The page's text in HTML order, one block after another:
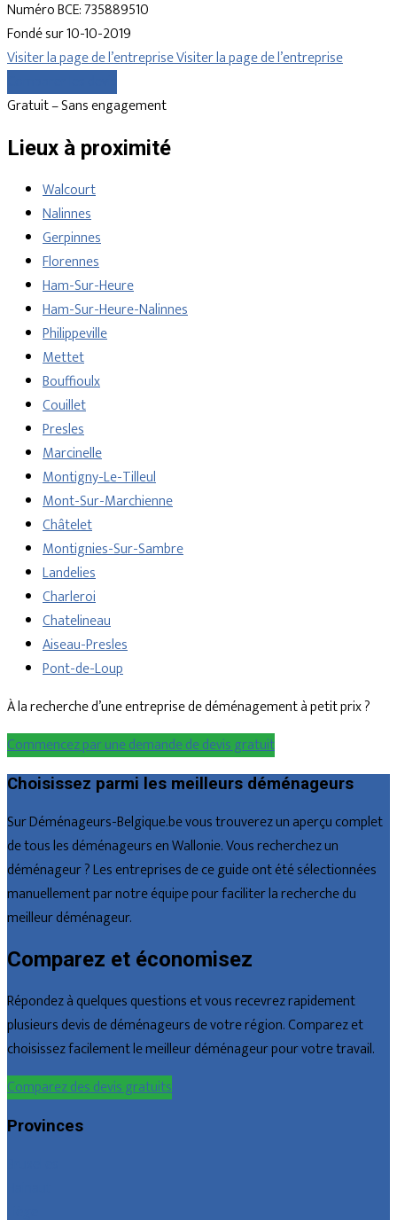
Numéro BCE: 735889510
Fondé sur 10-10-2019
Visiter la page de l’entrepriseVisiter la page de l’entreprise
Gratuit – Sans engagement
Lieux à proximité
Walcourt
Nalinnes
Gerpinnes
Florennes
Ham-Sur-Heure
Ham-Sur-Heure-Nalinnes
Philippeville
Mettet
Bouffioulx
Couillet
Presles
Marcinelle
Montigny-Le-Tilleul
Mont-Sur-Marchienne
Châtelet
Montignies-Sur-Sambre
Landelies
Charleroi
Chatelineau
Aiseau-Presles
Pont-de-Loup
À la recherche d’une entreprise de déménagement à petit prix ?
Commencez par une demande de devis gratuit
Choisissez parmi les meilleurs déménageurs
Sur Déménageurs-Belgique.be vous trouverez un aperçu complet
de tous les déménageurs en Wallonie. Vous recherchez un
déménageur ? Les entreprises de ce guide ont été sélectionnées
manuellement par notre équipe pour faciliter la recherche du
meilleur déménageur.
Comparez et économisez
Répondez à quelques questions et vous recevrez rapidement
plusieurs devis de déménageurs de votre région. Comparez et
choisissez facilement le meilleur déménageur pour votre travail.
Comparez des devis gratuits
Provinces